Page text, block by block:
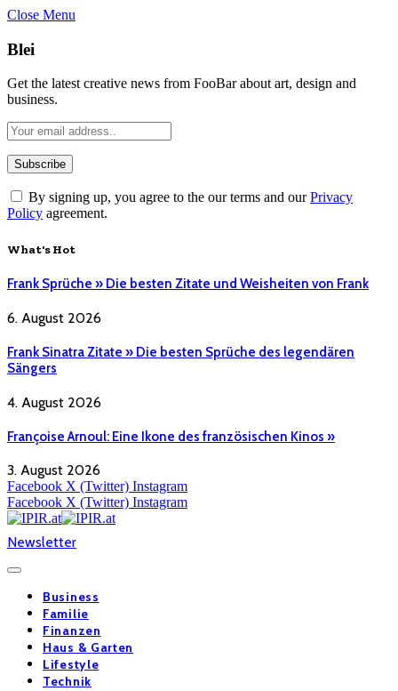
Close Menu
Blei
Get the latest creative news from FooBar about art, design and
business.
By signing up, you agree to the our terms and ourPrivacy
Policy agreement.
What's Hot
Frank Sprüche » Die besten Zitate und Weisheiten von Frank
6. August 2026
Frank Sinatra Zitate » Die besten Sprüche des legendären
Sängers
4. August 2026
Françoise Arnoul: Eine Ikone des französischen Kinos »
3. August 2026
Facebook X (Twitter) Instagram
Facebook X (Twitter) Instagram
Newsletter
Business
Familie
Finanzen
Haus & Garten
Lifestyle
Technik